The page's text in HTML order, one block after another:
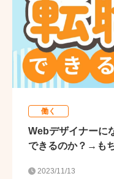
働く
Webデザイナーに
できるのか？→も
2023/11/13